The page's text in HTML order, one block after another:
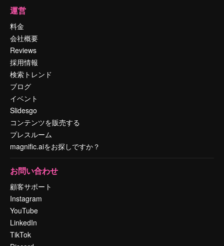
運営
料金
会社概要
Reviews
採用情報
検索トレンド
ブログ
イベント
Slidesgo
コンテンツを販売する
プレスルーム
magnific.aiをお探しですか？
お問い合わせ
顧客サポート
Instagram
YouTube
LinkedIn
TikTok